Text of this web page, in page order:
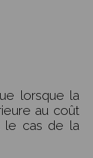
lorsque la
au coût
le cas de la